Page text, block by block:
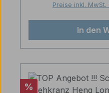
Preise inkl.
In den
Rabatt
%